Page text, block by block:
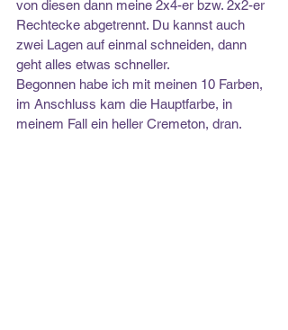
von diesen dann meine 2x4-er bzw. 2x2-er
Rechtecke abgetrennt. Du kannst auch
zwei Lagen auf einmal schneiden, dann
geht alles etwas schneller.
Begonnen habe ich mit meinen 10 Farben,
im Anschluss kam die Hauptfarbe, in
meinem Fall ein heller Cremeton, dran.